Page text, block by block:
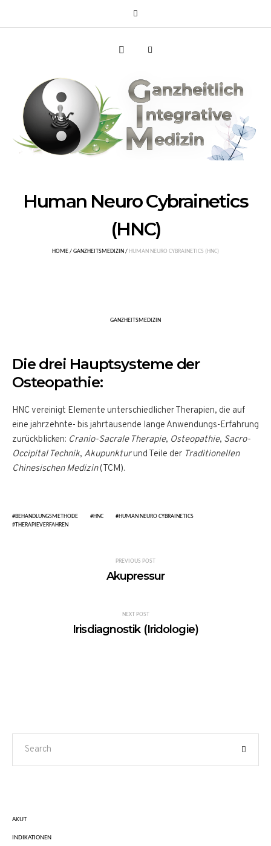
Human Neuro Cybrainetics
(HNC)
HOME/GANZHEITSMEDIZIN / HUMAN NEURO CYBRAINETICS (HNC)
GANZHEITSMEDIZIN
Die drei Hauptsysteme der
Osteopathie:
HNC vereinigt Elemente unterschiedlicher Therapien, die auf
eine jahrzehnte- bis jahrtausende lange Anwendungs-Erfahrung
zurückblicken: Cranio-Sacrale Therapie, Osteopathie, Sacro-
Occipital Technik, Akupunkturund Teile der Traditionellen
Chinesischen Medizin(TCM).
BEHANDLUNGSMETHODE HNC
HUMAN NEURO CYBRAINETICS
THERAPIEVERFAHREN
PREVIOUS POST
Akupressur
NEXT POST
Irisdiagnostik (Iridologie)
AKUT
INDIKATIONEN